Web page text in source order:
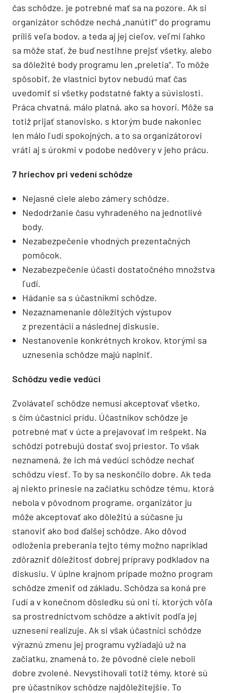
čas schôdze, je potrebné mať sa na pozore. Ak si
organizátor schôdze nechá „nanútiť“ do programu
príliš veľa bodov, a teda aj jej cieľov, veľmi ľahko
sa môže stať, že buď nestihne prejsť všetky, alebo
sa dôležité body programu len „preletia“. To môže
spôsobiť, že vlastníci bytov nebudú mať čas
uvedomiť si všetky podstatné fakty a súvislosti.
Práca chvatná, málo platná, ako sa hovorí. Môže sa
totiž prijať stanovisko, s ktorým bude nakoniec
len málo ľudí spokojných, a to sa organizátorovi
vráti aj s úrokmi v podobe nedôvery v jeho prácu.
7 hriechov pri vedení schôdze
Nejasné ciele alebo zámery schôdze.
Nedodržanie času vyhradeného na jednotlivé
body.
Nezabezpečenie vhodných prezentačných
pomôcok.
Nezabezpečenie účasti dostatočného množstva
ľudí.
Hádanie sa s účastníkmi schôdze.
Nezaznamenanie dôležitých výstupov
z prezentácií a následnej diskusie.
Nestanovenie konkrétnych krokov, ktorými sa
uznesenia schôdze majú naplniť.
Schôdzu vedie vedúci
Zvolávateľ schôdze nemusí akceptovať všetko,
s čím účastníci prídu. Účastníkov schôdze je
potrebné mať v úcte a prejavovať im rešpekt. Na
schôdzi potrebujú dostať svoj priestor. To však
neznamená, že ich má vedúci schôdze nechať
schôdzu viesť. To by sa neskončilo dobre. Ak teda
aj niekto prinesie na začiatku schôdze tému, ktorá
nebola v pôvodnom programe, organizátor ju
môže akceptovať ako dôležitú a súčasne ju
stanoviť ako bod ďalšej schôdze. Ako dôvod
odloženia preberania tejto témy možno napríklad
zdôrazniť dôležitosť dobrej prípravy podkladov na
diskusiu. V úplne krajnom prípade možno program
schôdze zmeniť od základu. Schôdza sa koná pre
ľudí a v konečnom dôsledku sú oni tí, ktorých vôľa
sa prostredníctvom schôdze a aktivít podľa jej
uznesení realizuje. Ak si však účastníci schôdze
výraznú zmenu jej programu vyžiadajú už na
začiatku, znamená to, že pôvodné ciele neboli
dobre zvolené. Nevystihovali totiž témy, ktoré sú
pre účastníkov schôdze najdôležitejšie. To